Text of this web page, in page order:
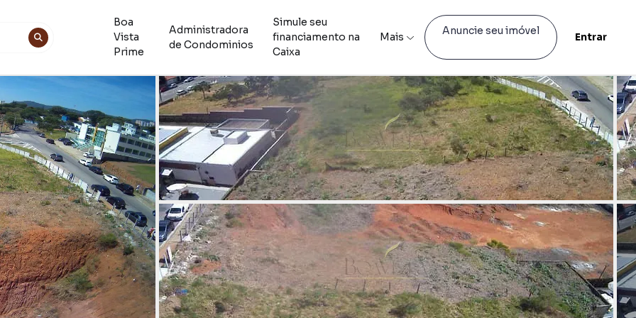
Boa
Vista
Prime
Administradora
de Condominios
Simule seu
financiamento na
Caixa
Mais Anuncie seu imóvel Entrar